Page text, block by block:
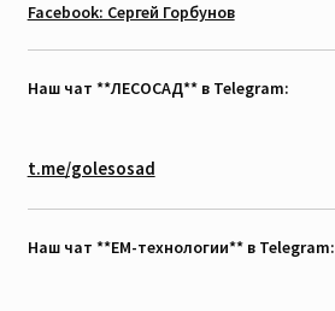
Facebook: Сергей Горбунов
Наш чат **ЛЕСОСАД** в Telegram:
t.me/golesosad
Наш чат **EM-технологии** в Telegram: